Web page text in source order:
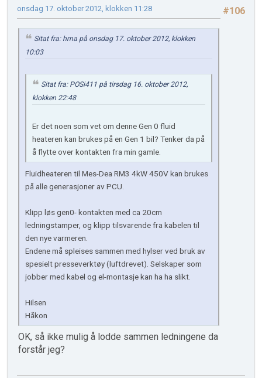
#106
onsdag 17. oktober 2012, klokken 11:28
Sitat fra: hma på onsdag 17. oktober 2012, klokken
10:03
Sitat fra: POSi411 på tirsdag 16. oktober 2012,
klokken 22:48
Er det noen som vet om denne Gen 0 fluid
heateren kan brukes på en Gen 1 bil? Tenker da på
å flytte over kontakten fra min gamle.
Fluidheateren til Mes-Dea RM3 4kW 450V kan brukes
på alle generasjoner av PCU.
Klipp løs gen0- kontakten med ca 20cm
ledningstamper, og klipp tilsvarende fra kabelen til
den nye varmeren.
Endene må spleises sammen med hylser ved bruk av
spesielt presseverktøy (luftdrevet). Selskaper som
jobber med kabel og el-montasje kan ha ha slikt.
Hilsen
Håkon
OK, så ikke mulig å lodde sammen ledningene da
forstår jeg?